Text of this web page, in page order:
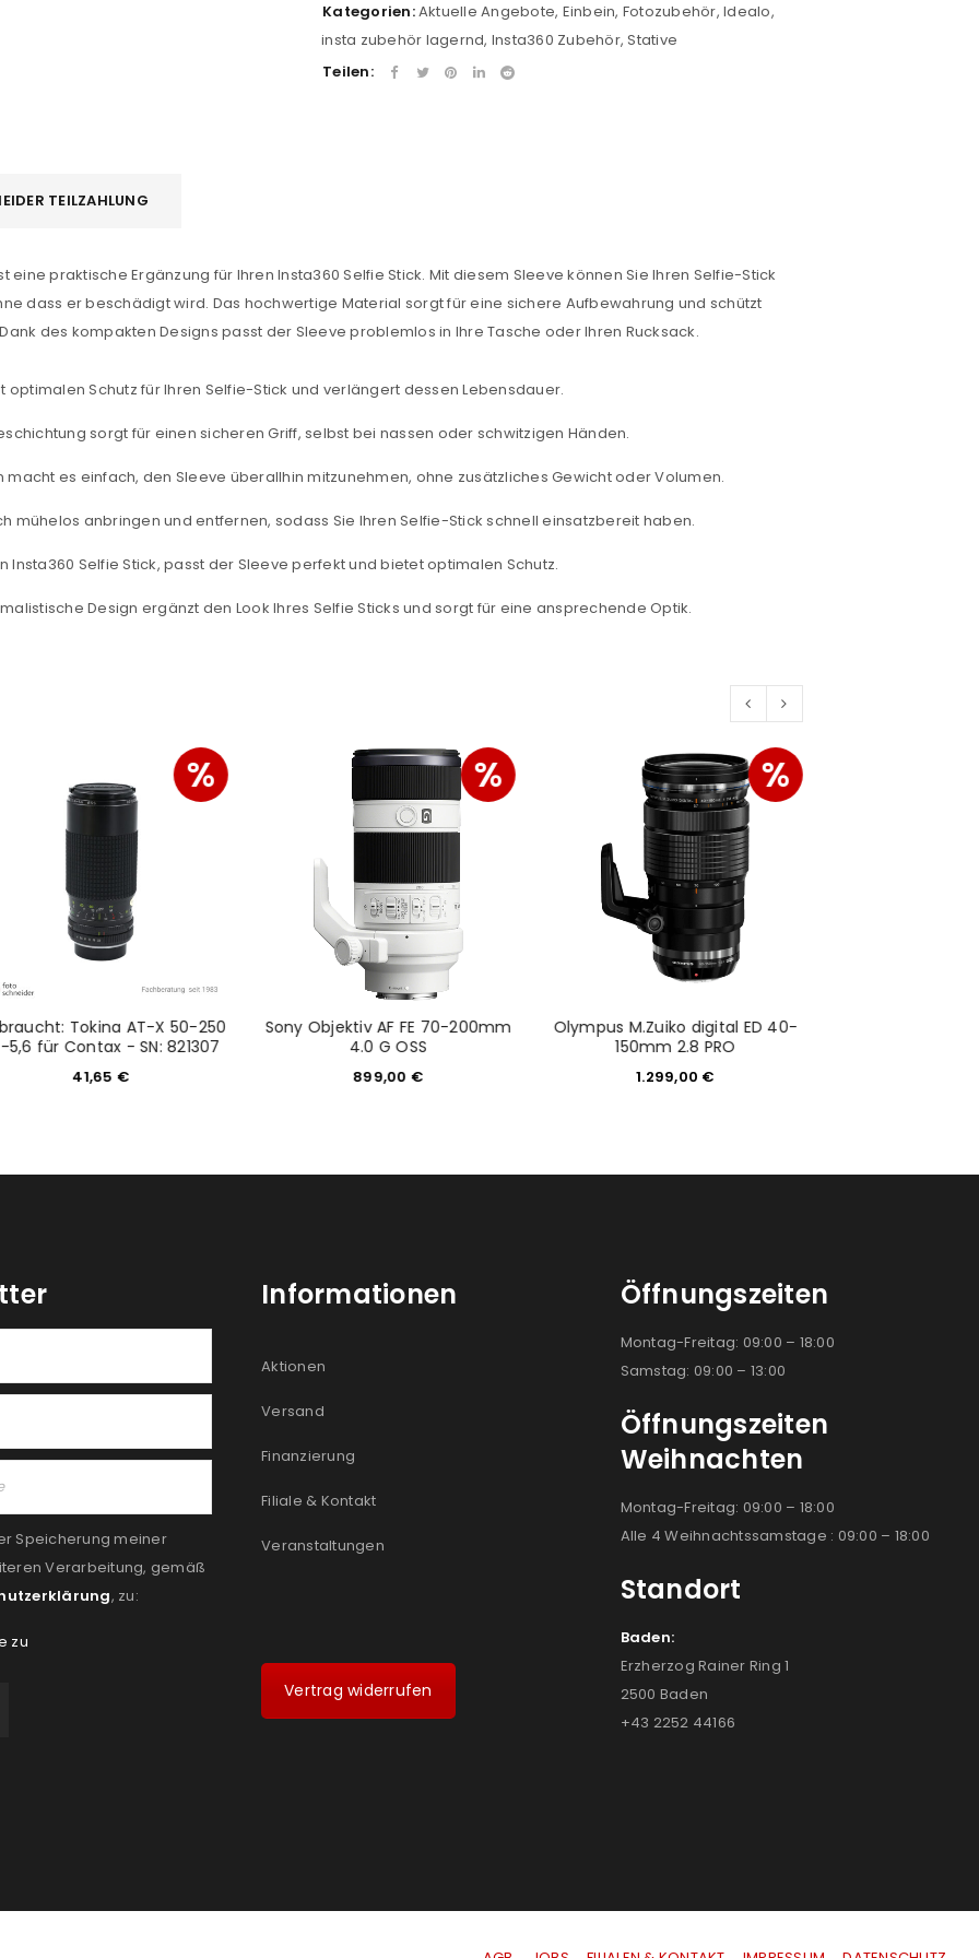
*
durchWP Captcha
bleiben
Ein Link zum Erstellen eines neuen Passworts wird an deine E-
Mail-Adresse gesendet.
Ja, ich möchte ein Kundenkonto eröffnen und akzeptiere die
REGISTRIEREN
Kategorien:Aktuelle Angebote, Einbein, Fotozubehör, Idealo,
insta zubehör lagernd, Insta360 Zubehör,Stative
Teilen:
TEILZAHLUNG
eine praktische Ergänzung für Ihren Insta360 Selfie Stick. Mit diesem Sleeve können Sie Ihren Selfie-Stick
dass er beschädigt wird. Das hochwertige Material sorgt für eine sichere Aufbewahrung und schützt
des kompakten Designs passt der Sleeve problemlos in Ihre Tasche oder Ihren Rucksack.
optimalen Schutz für Ihren Selfie-Stick und verlängert dessen Lebensdauer.
sorgt für einen sicheren Griff, selbst bei nassen oder schwitzigen Händen.
macht es einfach, den Sleeve überallhin mitzunehmen, ohne zusätzliches Gewicht oder Volumen.
mühelos anbringen und entfernen, sodass Sie Ihren Selfie-Stick schnell einsatzbereit haben.
Selfie Stick, passt der Sleeve perfekt und bietet optimalen Schutz.
Design ergänzt den Look Ihres Selfie Sticks und sorgt für eine ansprechende Optik.
%
Tokina AT-X 50-250
für Contax - SN: 821307
41,65 €
%
Sony Objektiv AF FE 70-200mm
4.0 G OSS
899,00 €
%
Olympus M.Zuiko digital ED 40-
150mm 2.8 PRO
1.299,00 €
Speicherung meiner
Verarbeitung, gemäß
, zu:
zu
Informationen
Aktionen
Versand
Finanzierung
Filiale & Kontakt
Veranstaltungen
Vertrag widerrufen
Öffnungszeiten
Montag-Freitag: 09:00 – 18:00
Samstag: 09:00 – 13:00
Öffnungszeiten
Weihnachten
Montag-Freitag: 09:00 – 18:00
Alle 4 Weihnachtssamstage : 09:00 – 18:00
Standort
Baden:
Erzherzog Rainer Ring 1
2500 Baden
+43 2252 44166